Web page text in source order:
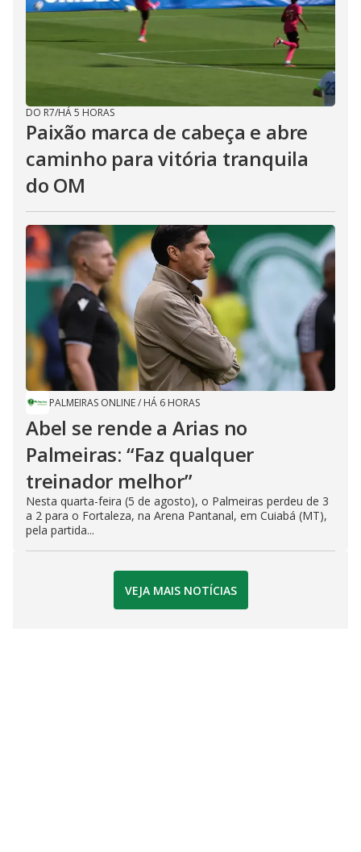
DO R7/HÁ 5 HORAS
Paixão marca de cabeça e abre
caminho para vitória tranquila
do OM
PALMEIRAS ONLINE/ HÁ 6 HORAS
Abel se rende a Arias no
Palmeiras: “Faz qualquer
treinador melhor”
Nesta quarta-feira (5 de agosto), o Palmeiras perdeu de 3
a 2 para o Fortaleza, na Arena Pantanal, em Cuiabá (MT),
pela partida...
VEJA MAIS NOTÍCIAS